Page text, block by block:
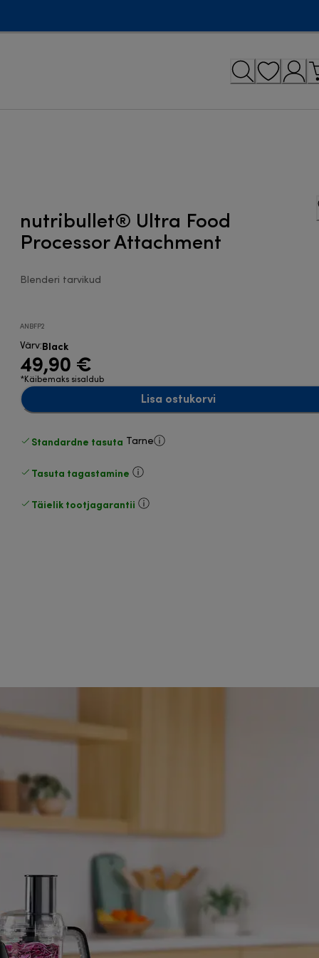
nutribullet® Ultra Food
Processor Attachment
Blenderi tarvikud
ANBFP2
Värv:Black
49,90 €
*Käibemaks sisaldub
Lisa ostukorvi
Standardne tasuta Tarne
Tasuta tagastamine
Täielik tootjagarantii